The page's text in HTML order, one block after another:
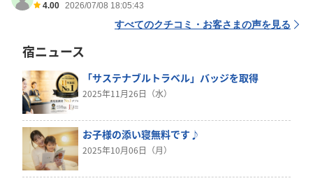
4.00 2026/07/08 18:05:43
すべてのクチコミ・お客さまの声を見る
宿ニュース
「サステナブルトラベル」バッジを取得
2025年11月26日（水）
お子様の添い寝無料です♪
2025年10月06日（月）